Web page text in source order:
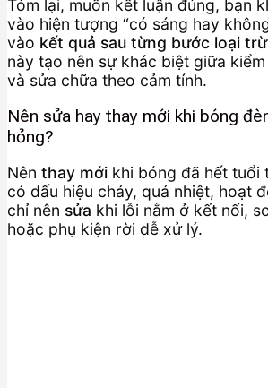
Tóm lại, muốn kết luận đúng, bạn
vào hiện tượng “có sáng hay
vào kết quả sau từng bước loại trừ
này tạo nên sự khác biệt giữa
và sửa chữa theo cảm tính.
Nên sửa hay thay mới khi bóng
hỏng?
Nên thay mới khi bóng đã hết tuổi
có dấu hiệu cháy, quá nhiệt, hoạt
chỉ nên sửa khi lỗi nằm ở kết nối,
hoặc phụ kiện rời dễ xử lý.